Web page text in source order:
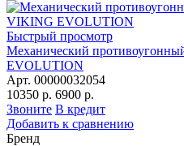
Быстрый просмотр
Механический
EVOLUTION
Арт. 00000032054
10350 р. 6900 р.
Звоните В кредит
Добавить к сравнению
Бренд